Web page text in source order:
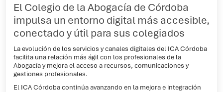
El Colegio de la Abogacía de Córdoba
impulsa un entorno digital más accesible,
conectado y útil para sus colegiados
La evolución de los servicios y canales digitales del ICA Córdoba
facilita una relación más ágil con los profesionales de la
Abogacía y mejora el acceso a recursos, comunicaciones y
gestiones profesionales.
El ICA Córdoba continúa avanzando en la mejora e integración